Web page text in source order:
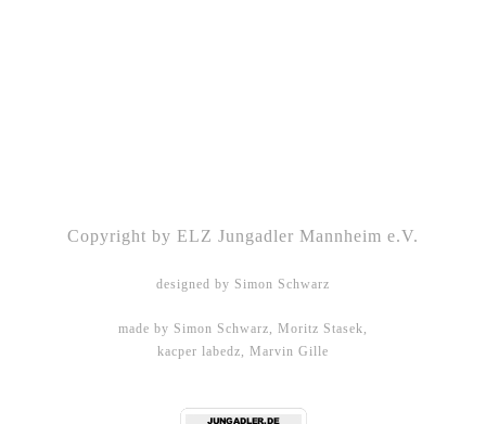
Copyright by ELZ Jungadler Mannheim e.V.
designed by Simon Schwarz
made by Simon Schwarz, Moritz Stasek,
kacper labedz, Marvin Gille